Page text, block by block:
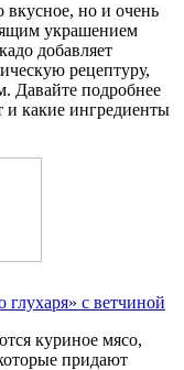
вкусное, но и очень
украшением
добавляет
рецептуру,
Давайте подробнее
и какие ингредиенты
глухаря» с ветчиной
куриное мясо,
придают